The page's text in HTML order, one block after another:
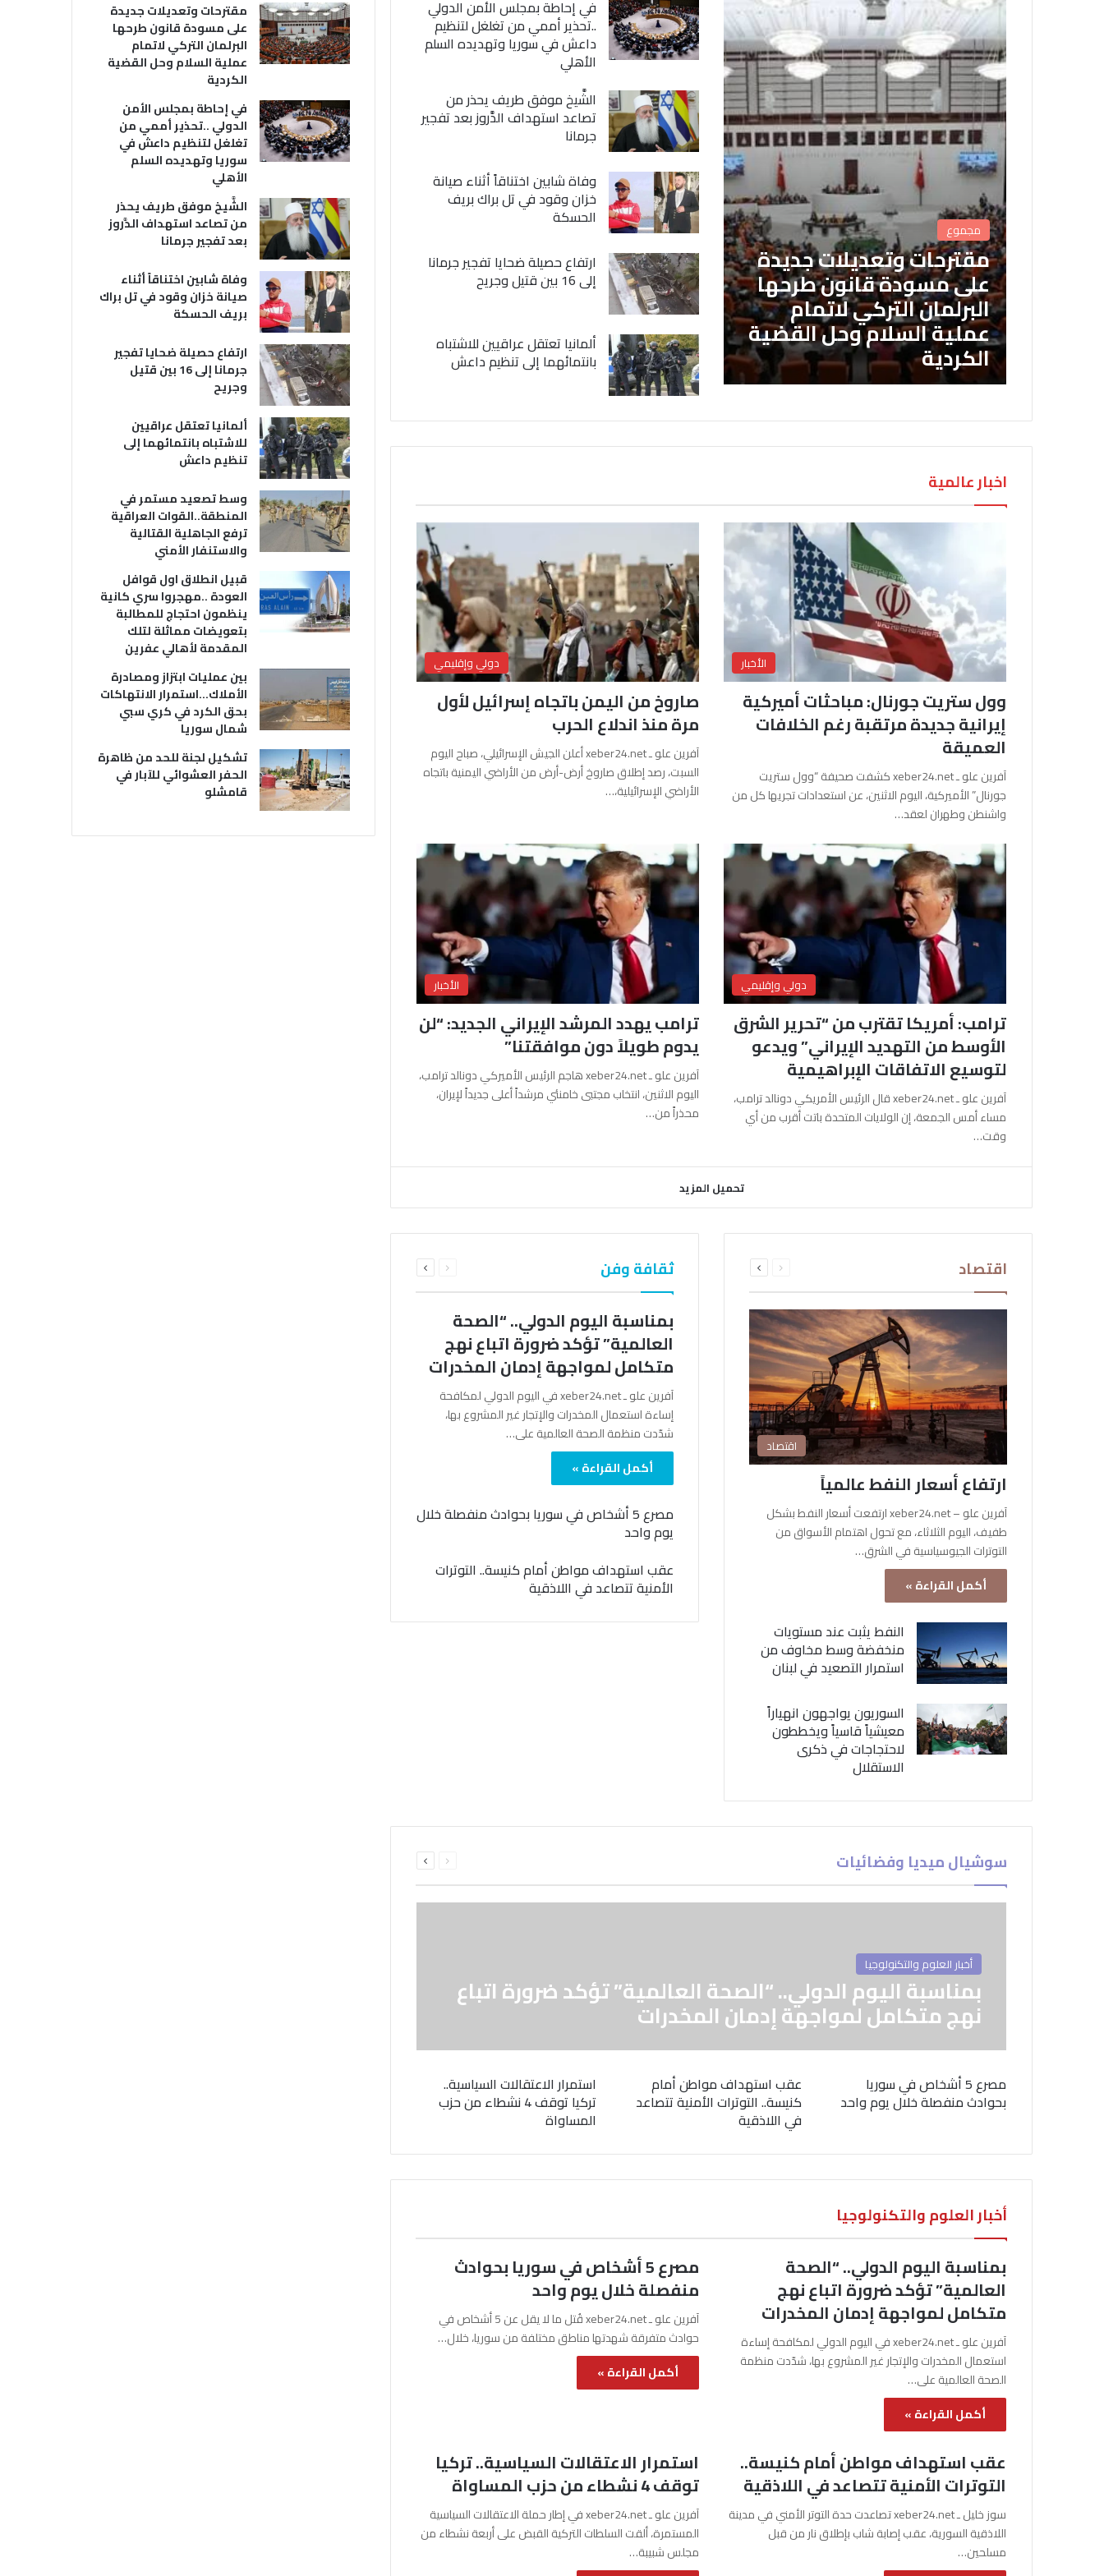
مجموع
مقترحات وتعديلات جديدة
على مسودة قانون طرحها
البرلمان التركي لاتمام
عملية السلام وحل القضية
الكردية
في إحاطة بمجلس الأمن الدولي
..تحذير أممي من تغلغل لتنظيم
داعش في سوريا وتهديده السلم
الأهلي
الشَّيخ موفق طريف يحذر من
تصاعد استهداف الدَّروز بعد تفجير
جرمانا
وفاة شابين اختناقاً أثناء صيانة
خزان وقود في تل براك بريف
الحسكة
ارتفاع حصيلة ضحايا تفجير جرمانا
إلى 16 بين قتيل وجريح
ألمانيا تعتقل عراقيين للاشتباه
بانتمائهما إلى تنظيم داعش
اخبار عالمية
الأخبار
وول ستريت جورنال: مباحثات أميركية
إيرانية جديدة مرتقبة رغم الخلافات
العميقة
آفرين علو ـ xeber24.net كشفت صحيفة “وول ستريت
جورنال” الأميركية، اليوم الاثنين، عن استعدادات تجريها كل من
واشنطن وطهران لعقد…
دولي وإقليمي
صاروخ من اليمن باتجاه إسرائيل لأول
مرة منذ اندلاع الحرب
آفرين علو ـ xeber24.net أعلن الجيش الإسرائيلي، صباح اليوم
السبت، رصد إطلاق صاروخ أرض-أرض من الأراضي اليمنية باتجاه
الأراضي الإسرائيلية،…
دولي وإقليمي
ترامب: أمريكا تقترب من “تحرير الشرق
الأوسط من التهديد الإيراني” ويدعو
لتوسيع الاتفاقات الإبراهيمية
آفرين علو ـ xeber24.net قال الرئيس الأمريكي دونالد ترامب،
مساء أمس الجمعة، إن الولايات المتحدة باتت أقرب من أي
وقت…
الأخبار
ترامب يهدد المرشد الإيراني الجديد: “لن
يدوم طويلاً دون موافقتنا”
آفرين علو ـ xeber24.net هاجم الرئيس الأميركي دونالد ترامب،
اليوم الاثنين، انتخاب مجتبى خامنئي مرشداً أعلى جديداً لإيران،
محذراً من…
تحميل المزيد
اقتصاد الصفحةالصفحة
اقتصاد
ارتفاع أسعار النفط عالمياً
آفرين علو – xeber24.net ارتفعت أسعار النفط بشكل
طفيف، اليوم الثلاثاء، مع تحول اهتمام الأسواق من
التوترات الجيوسياسية في الشرق…
أكمل القراءة »
النفط يثبت عند مستويات
منخفضة وسط مخاوف من
استمرار التصعيد في لبنان
السوريون يواجهون انهياراً
معيشياً قاسياً ويخططون
لاحتجاجات في ذكرى
الاستقلال
ثقافة وفن الصفحةالصفحة
بمناسبة اليوم الدولي.. “الصحة
العالمية” تؤكد ضرورة اتباع نهج
متكامل لمواجهة إدمان المخدرات
آفرين علو ـ xeber24.net في اليوم الدولي لمكافحة
إساءة استعمال المخدرات والإتجار غير المشروع بها،
شدّدت منظمة الصحة العالمية على…
أكمل القراءة »
مصرع 5 أشخاص في سوريا بحوادث منفصلة خلال
يوم واحد
عقب استهداف مواطن أمام كنيسة.. التوترات
الأمنية تتصاعد في اللاذقية
سوشيال ميديا وفضائيات الصفحةالصفحة
أخبار العلوم والتكنولوجيا
بمناسبة اليوم الدولي.. “الصحة العالمية” تؤكد ضرورة اتباع
نهج متكامل لمواجهة إدمان المخدرات
مصرع 5 أشخاص في سوريا
بحوادث منفصلة خلال يوم واحد
عقب استهداف مواطن أمام
كنيسة.. التوترات الأمنية تتصاعد
في اللاذقية
استمرار الاعتقالات السياسية..
تركيا توقف 4 نشطاء من حزب
المساواة
أخبار العلوم والتكنولوجيا
بمناسبة اليوم الدولي.. “الصحة
العالمية” تؤكد ضرورة اتباع نهج
متكامل لمواجهة إدمان المخدرات
آفرين علو ـ xeber24.net في اليوم الدولي لمكافحة إساءة
استعمال المخدرات والإتجار غير المشروع بها، شدّدت منظمة
الصحة العالمية على…
أكمل القراءة »
مصرع 5 أشخاص في سوريا بحوادث
منفصلة خلال يوم واحد
آفرين علو ـ xeber24.net قُتل ما لا يقل عن 5 أشخاص في
حوادث متفرقة شهدتها مناطق مختلفة من سوريا، خلال…
أكمل القراءة »
عقب استهداف مواطن أمام كنيسة..
التوترات الأمنية تتصاعد في اللاذقية
سوز خليل ـ xeber24.net تصاعدت حدة التوتر الأمني في مدينة
اللاذقية السورية، عقب إصابة شاب بإطلاق نار من قبل
مسلحين…
استمرار الاعتقالات السياسية.. تركيا
توقف 4 نشطاء من حزب المساواة
آفرين علو ـ xeber24.net في إطار حملة الاعتقالات السياسية
المستمرة، ألقت السلطات التركية القبض على أربعة نشطاء من
مجلس شبيبة…
مقترحات وتعديلات جديدة
على مسودة قانون طرحها
البرلمان التركي لاتمام
عملية السلام وحل القضية
الكردية
في إحاطة بمجلس الأمن
الدولي ..تحذير أممي من
تغلغل لتنظيم داعش في
سوريا وتهديده السلم
الأهلي
الشَّيخ موفق طريف يحذر
من تصاعد استهداف الدَّروز
بعد تفجير جرمانا
وفاة شابين اختناقاً أثناء
صيانة خزان وقود في تل براك
بريف الحسكة
ارتفاع حصيلة ضحايا تفجير
جرمانا إلى 16 بين قتيل
وجريح
ألمانيا تعتقل عراقيين
للاشتباه بانتمائهما إلى
تنظيم داعش
وسط تصعيد مستمر في
المنطقة..القوات العراقية
ترفع الجاهلية القتالية
والاستنفار الأمني
قبيل انطلاق اول قوافل
العودة ..مهجروا سري كانية
ينظمون احتجاج للمطالبة
بتعويضات مماثلة لتلك
المقدمة لأهالي عفرين
بين عمليات ابتزاز ومصادرة
الأملاك…استمرار الانتهاكات
بحق الكرد في كري سبي
شمال سوريا
تشكيل لجنة للحد من ظاهرة
الحفر العشوائي للآبار في
قامشلو